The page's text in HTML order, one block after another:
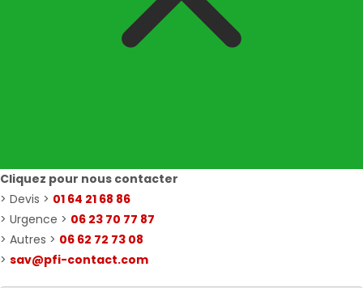
Cliquez pour nous contacter
> Devis > 01 64 21 68 86
> Urgence > 06 23 70 77 87
> Autres > 06 62 72 73 08
> sav@pfi-contact.com